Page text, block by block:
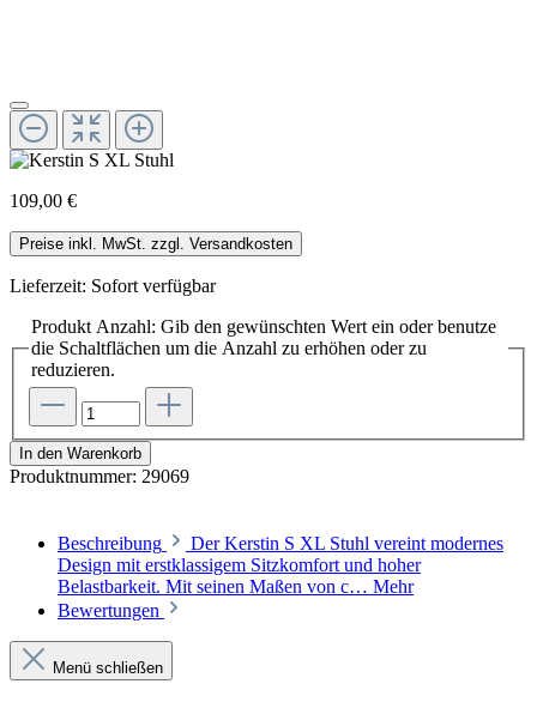
109,00 €
Preise inkl. MwSt. zzgl. Versandkosten
Lieferzeit: Sofort verfügbar
Produkt Anzahl: Gib den gewünschten Wert ein oder benutze
die Schaltflächen um die Anzahl zu erhöhen oder zu
reduzieren.
In den Warenkorb
Produktnummer: 29069
Beschreibung
Der Kerstin S XL Stuhl vereint modernes
Design mit erstklassigem Sitzkomfort und hoher
Belastbarkeit. Mit seinen Maßen von c… Mehr
Bewertungen
Menü schließen